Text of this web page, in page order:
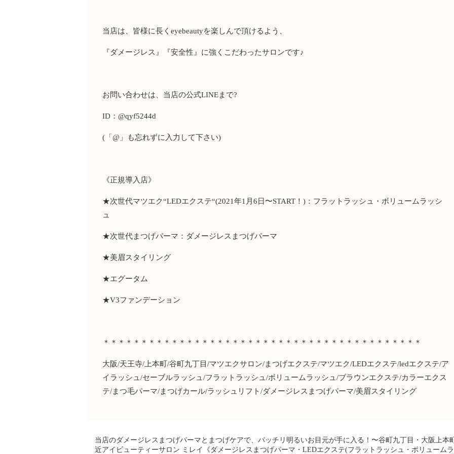
当店は、皆様に長く eyebeautyを楽しんで頂けるよう、
『ダメージレス』『安全性』に強くこだわったサロンです♪
お問い合わせは、当店の公式LINEまで?
ID： @qyf5244d
(「 @ 」も忘れずに入力して下さい)
《正規導入店》
★次世代マツエク“LEDエクステ“(2021年1 月 6 日〜START！ )：フラットラッシュ・ボリュームラッシ
ュ
★次世代まつげパーマ：ダメージレスまつげパーマ
★美眉スタイリング
★エグータム
★V3ファンデーション
＊＊＊＊＊＊＊＊＊＊＊＊＊＊＊＊＊＊＊＊＊＊＊＊＊＊＊＊＊＊＊＊＊＊＊＊＊＊＊＊＊＊
大阪/天王寺/上本町/谷町九丁目 /マツエクサロン/まつげエクステ/マツエク/LEDエクステ/ledエクステ/ア
イラッシュ /セーブルラッシュ /フラットラッシュ /ボリュームラッシュ /ブラウンエクステ/カラーエクス
テ/まつ毛パーマ/まつげカール/ラッシュリフト/ダメージレスまつげパーマ/美眉スタイリング
当店のダメージレスまつげパーマとまつげケアで、パッチリ明るいお目元が手に入る！〜谷町九丁目・大阪上本
近アイビューティーサロン ミレイ《ダメージレスまつげパーマ・LEDエクステ(フラットラッシュ・ボリューム